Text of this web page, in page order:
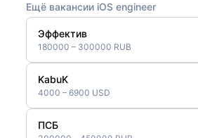
Ещё вакансии iOS engineer
Эффектив
180000 – 300000 RUB
KabuK
4000 – 6900 USD
ПСБ